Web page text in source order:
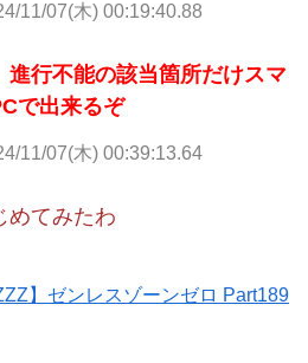
11/07(木) 00:19:40.88
進行不能の該当箇所だけスマ
で出来るぞ
11/07(木) 00:39:13.64
めてみたわ
】ゼンレスゾーンゼロ Part189